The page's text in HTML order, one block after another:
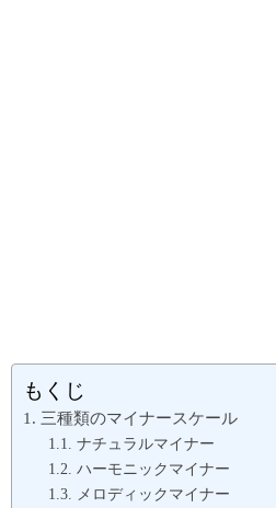
もくじ
三種類のマイナースケール
ナチュラルマイナー
ハーモニックマイナー
メロディックマイナー